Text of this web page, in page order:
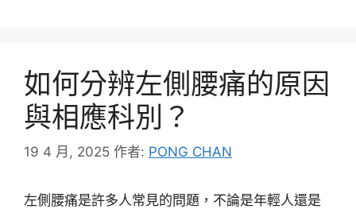
如何分辨左側腰痛的原因
與相應科別？
19 4 月, 2025 作者: PONG CHAN
左側腰痛是許多人常見的問題，不論是年輕人還是